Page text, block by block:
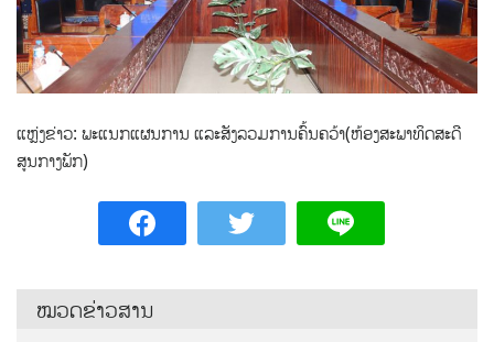
ແຫຼ່ງຂ່າວ: ພະແນກແຜນການ ແລະສັງລວມການຄົ້ນຄວ້າ(ຫ້ອງສະພາທິດສະດີ
ສູນກາງພັກ)
ໝວດຂ່າວສານ